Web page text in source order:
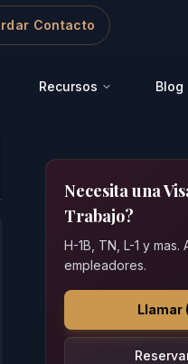
Contacto
Recursos Blog
Necesita una
Trabajo?
H-1B, TN, L-1 y
empleadores.
Llamar